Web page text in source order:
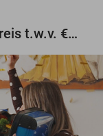
Maak gratis kans op een droomreis t.w.v. €3.000!